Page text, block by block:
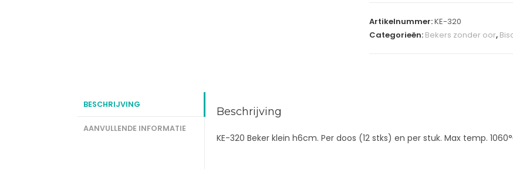
t
e
Artikelnummer:KE-320
Categorieën: Bekers zonder oor,
BESCHRIJVING
AANVULLENDE INFORMATIE
Beschrijving
KE-320 Beker klein h6cm. Per doos (12 stks) en per stuk. Max temp.